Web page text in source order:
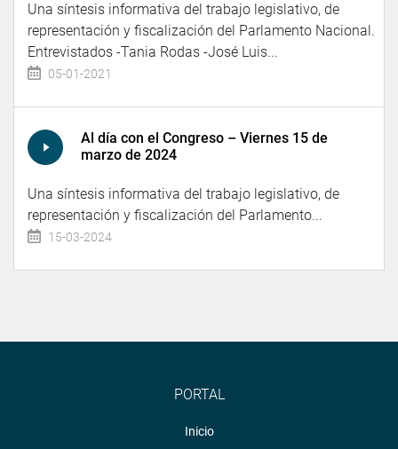
Una síntesis informativa del trabajo legislativo, de
representación y fiscalización del Parlamento Nacional.
Entrevistados -Tania Rodas -José Luis...
05-01-2021
Al día con el Congreso – Viernes 15 de
marzo de 2024
Una síntesis informativa del trabajo legislativo, de
representación y fiscalización del Parlamento...
15-03-2024
PORTAL
Inicio